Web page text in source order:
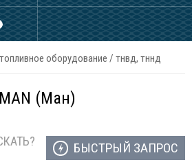
топливное оборудование / тнвд, тннд
(Ман)
БЫСТРЫЙ ЗАПРОС